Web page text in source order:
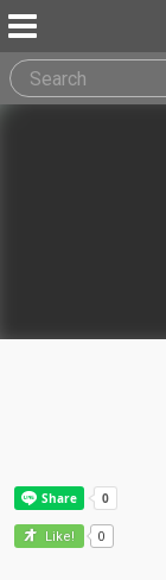
Like! 0